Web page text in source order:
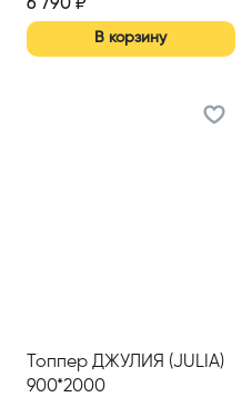
6 790 ₽
В корзину
Топпер ДЖУЛИЯ (JULIA)
900*2000